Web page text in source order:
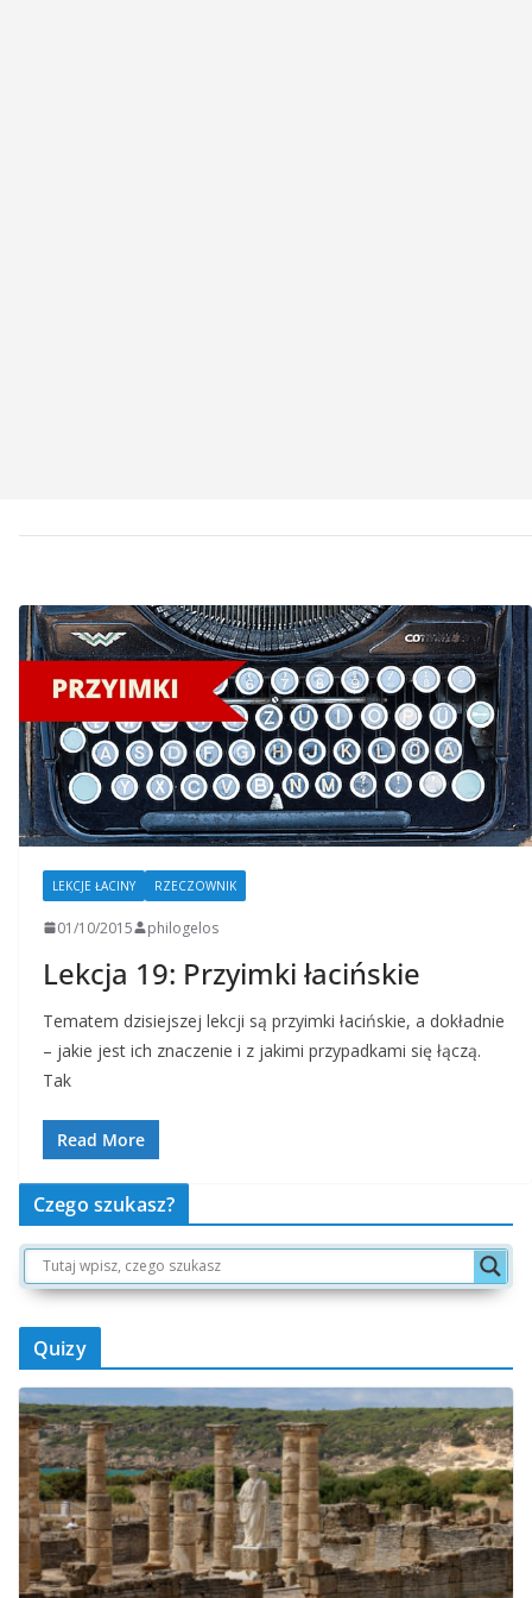
LEKCJE ŁACINY RZECZOWNIK
01/10/2015 philogelos
Lekcja 19: Przyimki łacińskie
Tematem dzisiejszej lekcji są przyimki łacińskie, a dokładnie
– jakie jest ich znaczenie i z jakimi przypadkami się łączą.
Tak
Read More
Czego szukasz?
Quizy